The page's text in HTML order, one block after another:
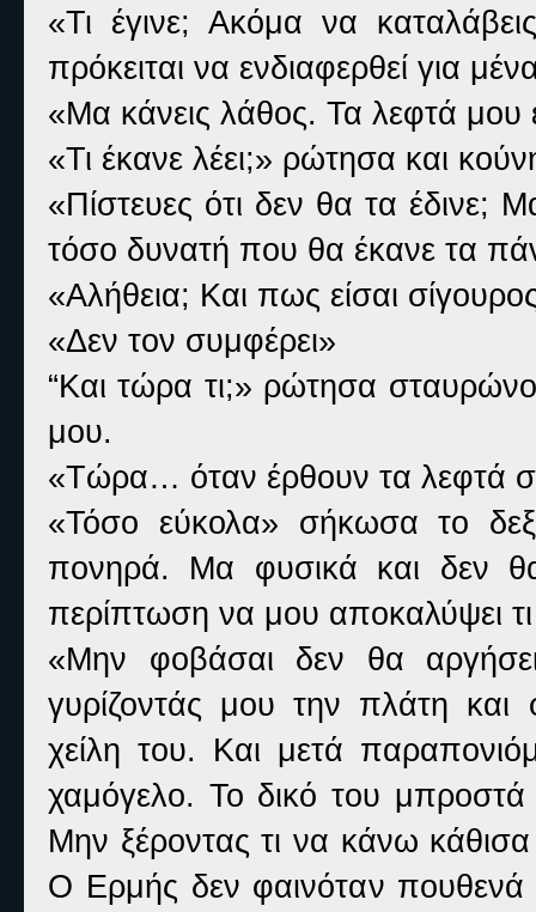
«Τι έγινε; Ακόμα να
πρόκειται να ενδιαφερθεί για
«Μα κάνεις λάθος. Τα λεφτά μου
«Τι έκανε λέει;» ρώτησα και
«Πίστευες ότι δεν θα τα έδινε;
τόσο δυνατή που θα έκανε τα
«Αλήθεια; Και πως είσαι
«Δεν τον συμφέρει»
“Και τώρα τι;» ρώτησα
μου.
«Τώρα… όταν έρθουν τα λεφτά
«Τόσο εύκολα» σήκωσα το
πονηρά. Μα φυσικά και δεν
περίπτωση να μου αποκαλύψει
«Μην φοβάσαι δεν θα
γυρίζοντάς μου την πλάτη
χείλη του. Και μετά
χαμόγελο. Το δικό του
Μην ξέροντας τι να κάνω
Ο Ερμής δεν φαινόταν πουθενά